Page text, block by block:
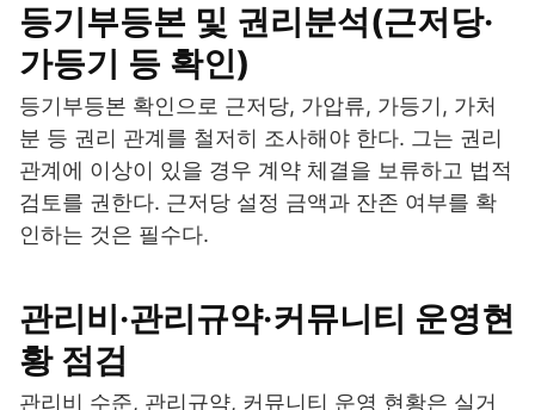
등기부등본 및 권리분석(근저당·
가등기 등 확인)
등기부등본 확인으로 근저당, 가압류, 가등기, 가처
분 등 권리 관계를 철저히 조사해야 한다. 그는 권리
관계에 이상이 있을 경우 계약 체결을 보류하고 법적
검토를 권한다. 근저당 설정 금액과 잔존 여부를 확
인하는 것은 필수다.
관리비·관리규약·커뮤니티 운영현
황 점검
관리비 수준, 관리규약, 커뮤니티 운영 현황은 실거